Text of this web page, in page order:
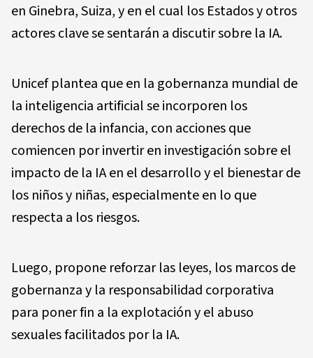
en Ginebra, Suiza, y en el cual los Estados y otros
actores clave se sentarán a discutir sobre la IA.
Unicef plantea que en la gobernanza mundial de
la inteligencia artificial se incorporen los
derechos de la infancia, con acciones que
comiencen por invertir en investigación sobre el
impacto de la IA en el desarrollo y el bienestar de
los niños y niñas, especialmente en lo que
respecta a los riesgos.
Luego, propone reforzar las leyes, los marcos de
gobernanza y la responsabilidad corporativa
para poner fin a la explotación y el abuso
sexuales facilitados por la IA.